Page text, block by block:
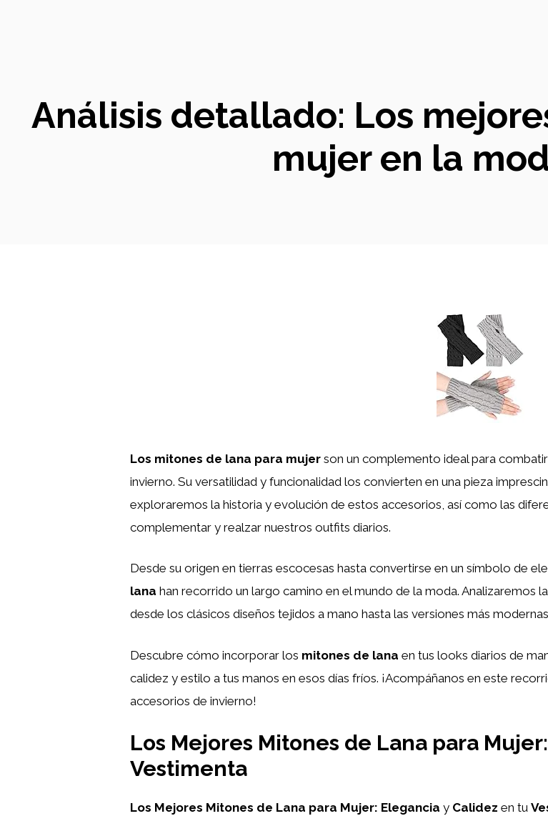
Análisis detallado: Los
mujer en la
Los mitones de lana para mujer son un complemento ideal para
invierno. Su versatilidad y funcionalidad los convierten en una pieza
exploraremos la historia y evolución de estos accesorios, así como las
complementar y realzar nuestros outfits diarios.
Desde su origen en tierras escocesas hasta convertirse en un símbolo de
lana han recorrido un largo camino en el mundo de la moda. Analizaremos
desde los clásicos diseños tejidos a mano hasta las versiones más
Descubre cómo incorporar los mitones de lana en tus looks diarios de
calidez y estilo a tus manos en esos días fríos. ¡Acompáñanos en este
accesorios de invierno!
Los Mejores Mitones de Lana para
Vestimenta
Los Mejores Mitones de Lana para Mujer: Elegancia y Calidez en tu